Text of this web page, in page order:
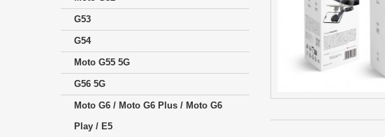
G53
G54
Moto G55 5G
G56 5G
Moto G6 / Moto G6 Plus / Moto G6
Play / E5